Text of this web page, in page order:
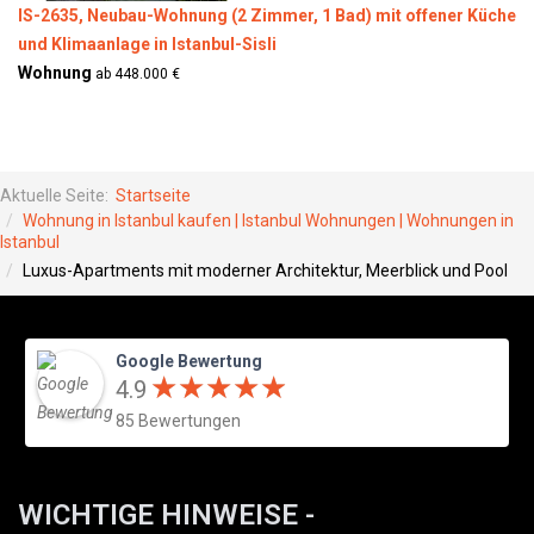
IS-2635, Neubau-Wohnung (2 Zimmer, 1 Bad) mit offener Küche
und Klimaanlage in Istanbul-Sisli
Wohnung ab 448.000 €
Aktuelle Seite: Startseite
Wohnung in Istanbul kaufen | Istanbul Wohnungen | Wohnungen in
Istanbul
Luxus-Apartments mit moderner Architektur, Meerblick und Pool
Google Bewertung
4.9 ★★★★★
★★★★★
85 Bewertungen
WICHTIGE HINWEISE -